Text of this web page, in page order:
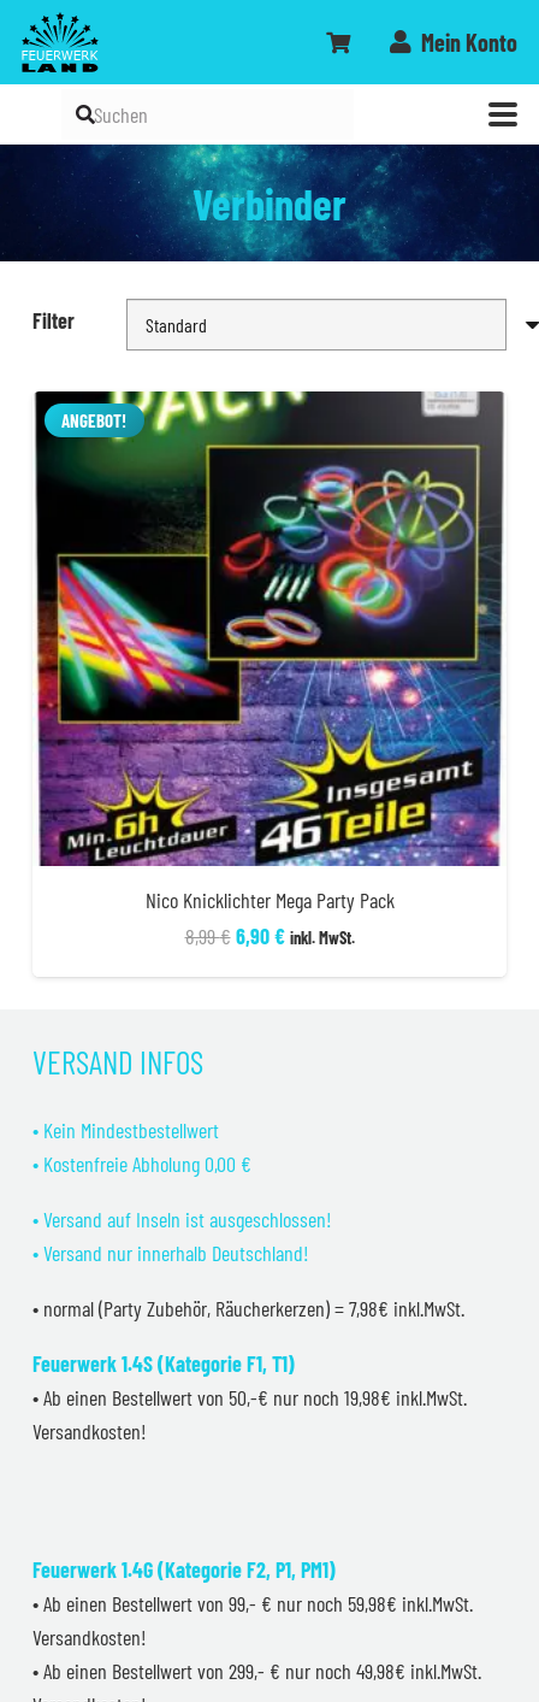
Mein Konto
Verbinder
Filter
ANGEBOT!
Nico Knicklichter Mega Party Pack
8,99€ Ursprünglicher
6,90€Aktueller
inkl. MwSt.
VERSAND INFOS
• Kein Mindestbestellwert
• Kostenfreie Abholung 0,00 €
• Versand auf Inseln ist ausgeschlossen!
• Versand nur innerhalb Deutschland!
• normal (Party Zubehör, Räucherkerzen) = 7,98€ inkl.MwSt.
Feuerwerk 1.4S (Kategorie F1, T1)
• Ab einen Bestellwert von 50,-€ nur noch 19,98€ inkl.MwSt.
Versandkosten!
Feuerwerk 1.4G (Kategorie F2, P1, PM1)
• Ab einen Bestellwert von 99,- € nur noch 59,98€ inkl.MwSt.
Versandkosten!
• Ab einen Bestellwert von 299,- € nur noch 49,98€ inkl.MwSt.